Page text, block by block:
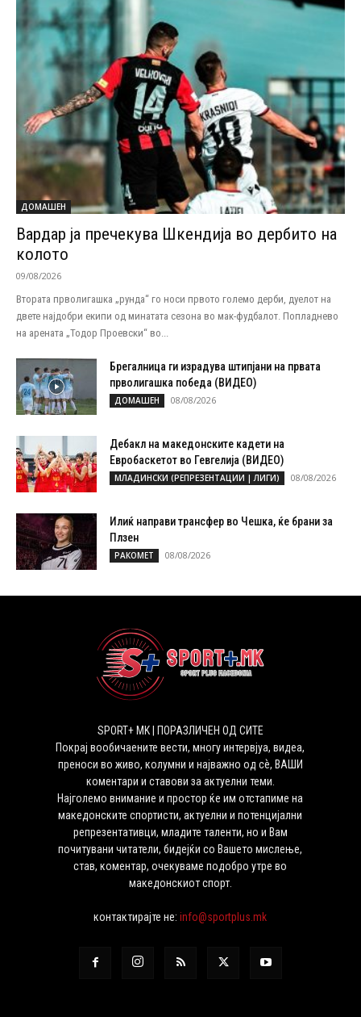
ДОМАШЕН
Вардар ја пречекува Шкендија во дербито на
колото
09/08/2026
Втората прволигашка „рунда“ го носи првото големо дерби, дуелот на
двете најдобри екипи од минатата сезона во мак-фудбалот. Попладнево
на арената „Тодор Проевски“ во...
Брегалница ги израдува штипјани на првата
прволигашка победа (ВИДЕО)
ДОМАШЕН 08/08/2026
Дебакл на македонските кадети на
Евробаскетот во Гевгелија (ВИДЕО)
МЛАДИНСКИ (РЕПРЕЗЕНТАЦИИ | ЛИГИ) 08/08/2026
Илиќ направи трансфер во Чешка, ќе брани за
Плзен
РАКОМЕТ 08/08/2026
SPORT+ MK | ПОРАЗЛИЧЕН ОД СИТЕ
Покрај вообичаените вести, многу интервјуа, видеа,
преноси во живо, колумни и најважно од сѐ, ВАШИ
коментари и ставови за актуелни теми.
Најголемо внимание и простор ќе им отстапиме на
македонските спортисти, актуелни и потенцијални
репрезентативци, младите таленти, но и Вам
почитувани читатели, бидејќи со Вашето мислење,
став, коментар, очекуваме подобро утре во
македонскиот спорт.
контактирајте не:info@sportplus.mk